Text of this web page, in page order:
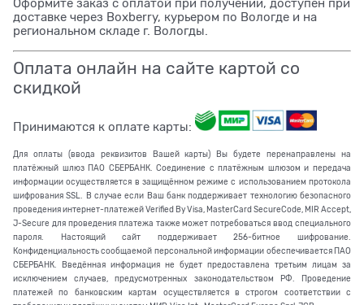
Оформите заказ с оплатой при получении, доступен при
доставке через Boxberry, курьером по Вологде и на
региональном складе г. Вологды.
Оплата онлайн на сайте картой со
скидкой
Принимаются к оплате карты:
Для оплаты (ввода реквизитов Вашей карты) Вы будете перенаправлены на
платёжный шлюз ПАО СБЕРБАНК. Соединение с платёжным шлюзом и передача
информации осуществляется в защищённом режиме с использованием протокола
шифрования SSL. В случае если Ваш банк поддерживает технологию безопасного
проведения интернет-платежей Verified By Visa, MasterCard SecureCode, MIR Accept,
J-Secure для проведения платежа также может потребоваться ввод специального
пароля. Настоящий сайт поддерживает 256-битное шифрование.
Конфиденциальность сообщаемой персональной информации обеспечивается ПАО
СБЕРБАНК. Введённая информация не будет предоставлена третьим лицам за
исключением случаев, предусмотренных законодательством РФ. Проведение
платежей по банковским картам осуществляется в строгом соответствии с